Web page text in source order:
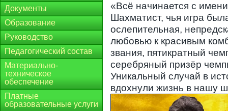
Документы
Образование
Руководство
Педагогический состав
Материально-
техническое
обеспечение
Платные
образовательные услуги
«Всё начинается с
Шахматист, чья игра
ослепительная,
любовью к красивым
звания, пятикратный
серебряный призёр
Уникальный случай в
вдохнули жизнь в нашу